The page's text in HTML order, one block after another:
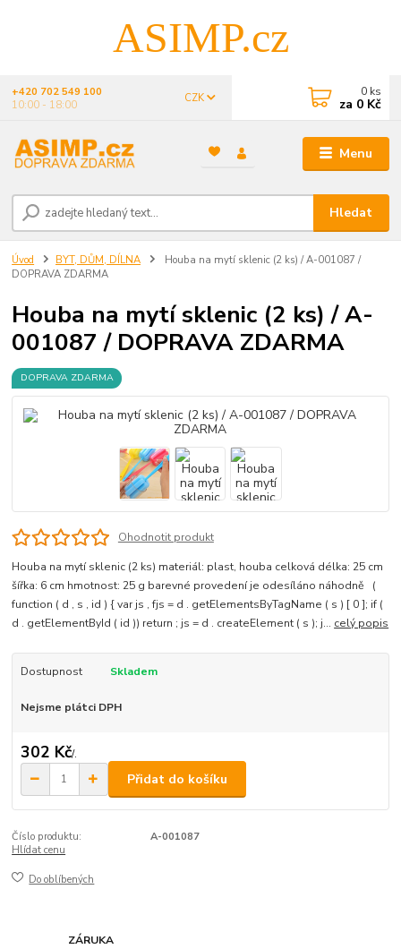
ASIMP.cz
Menu
CZK
Hledat
+420 702 549 100
10:00 - 18:00
0 ks
za 0 Kč
Úvod BYT, DŮM, DÍLNA
Houba na mytí sklenic (2 ks) / A-001087 /
DOPRAVA ZDARMA
Houba na mytí sklenic (2 ks) / A-
001087 / DOPRAVA ZDARMA
DOPRAVA ZDARMA
Ohodnotit produkt
Houba na mytí sklenic (2 ks) materiál: plast, houba celková délka: 25 cm
šířka: 6 cm hmotnost: 25 g barevné provedení je odesíláno náhodně (
function ( d , s , id ) { var js , fjs = d . getElementsByTagName ( s ) [ 0 ]; if (
d . getElementById ( id )) return ; js = d . createElement ( s ); j... celý popis
Dostupnost Skladem
Nejsme plátci DPH
302 Kč/.
Přidat do košíku
Číslo produktu:
A-001087
Hlídat cenu
Do oblíbených
ZÁRUKA